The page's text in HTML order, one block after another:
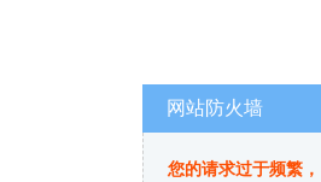
网站防火墙
您的请求过于频繁